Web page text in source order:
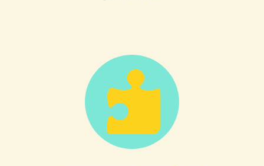
